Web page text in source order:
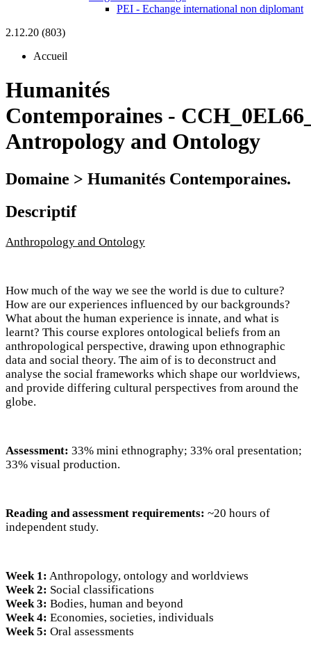
PEI - Echange international non diplomant
2.12.20 (803)
Accueil
Humanités
Contemporaines -
Antropology and Ontology
Domaine > Humanités Contemporaines.
Descriptif
Anthropology and Ontology
How much of the way we see the world is due to culture?
How are our experiences influenced by our backgrounds?
What about the human experience is innate, and what is
learnt? This course explores ontological beliefs from an
anthropological perspective, drawing upon ethnographic
data and social theory. The aim of is to deconstruct and
analyse the social frameworks which shape our worldviews,
and provide differing cultural perspectives from around the
globe.
Assessment: 33% mini ethnography; 33% oral presentation;
33% visual production.
Reading and assessment requirements: ~20 hours of
independent study.
Week 1: Anthropology, ontology and worldviews
Week 2: Social classifications
Week 3: Bodies, human and beyond
Week 4: Economies, societies, individuals
Week 5: Oral assessments